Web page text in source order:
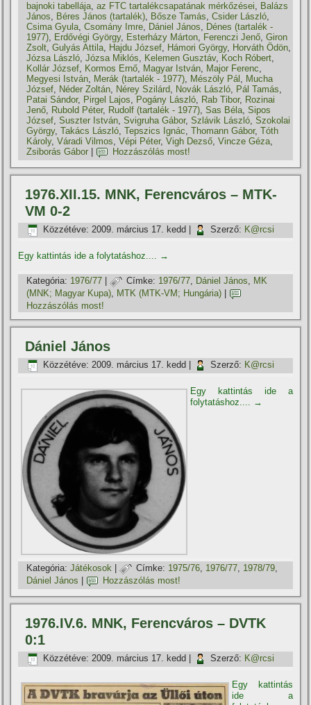
bajnoki tabellája,az FTC tartalékcsapatának mérkőzései, Balázs
János, Béres János (tartalék), Bősze Tamás,Csider László,
Csima Gyula,Csomány Imre, Dániel János, Dénes (tartalék -
1977), Erdővégi György, Esterházy Márton, Ferenczi Jenő,Giron
Zsolt,Gulyás Attila, Hajdu József, Hámori György, Horváth Ödön,
Józsa László,Józsa Miklós, Kelemen Gusztáv, Koch Róbert,
Kollár József, Kormos Ernő, Magyar István, Major Ferenc,
Megyesi István, Merák (tartalék - 1977), Mészöly Pál , Mucha
József, Néder Zoltán, Nérey Szilárd, Novák László, Pál Tamás,
Patai Sándor, Pirgel Lajos, Pogány László, Rab Tibor, Rozinai
Jenő, Rubold Péter, Rudolf (tartalék - 1977),Sas Béla,Sipos
József,Suszter István,Svigruha Gábor,Szlávik László,Szokolai
György,Takács László,Tepszics Ignác,Thomann Gábor,Tóth
Károly,Váradi Vilmos,Vépi Péter,Vigh Dezső,Vincze Géza,
Zsiborás Gábor
Hozzászólás most!
1976.XII.15. MNK, Ferencváros – MTK-
VM 0-2
Közzétéve: 2009. március 17. kedd Szerző: K@rcsi
Egy kattintás ide a folytatáshoz.... →
Kategória: 1976/77 | Címke: 1976/77, Dániel János, MK
(MNK; Magyar Kupa), MTK (MTK-VM; Hungária)
Hozzászólás most!
Dániel János
Közzétéve: 2009. március 17. kedd Szerző: K@rcsi
Egy kattintás ide a
folytatáshoz.... →
Kategória: Játékosok | Címke: 1975/76, 1976/77, 1978/79,
Dániel János
Hozzászólás most!
1976.IV.6. MNK, Ferencváros – DVTK
0:1
Közzétéve: 2009. március 17. kedd Szerző: K@rcsi
Egy kattintás
ide a